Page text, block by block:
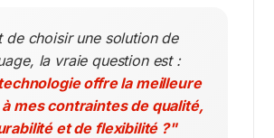
de choisir une solution de
la vraie question est :
offre la meilleure
mes contraintes de qualité,
et de flexibilité ?"